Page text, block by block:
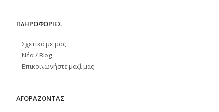
ΠΛΗΡΟΦΟΡΙΕΣ
Σχετικά με μας
Νέα / Blog
Επικοινωνήστε μαζί μας
ΑΓΟΡΑΖΟΝΤΑΣ